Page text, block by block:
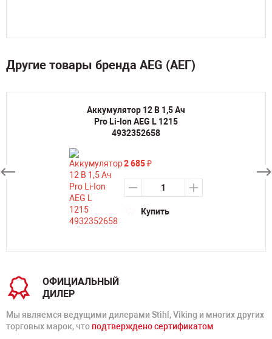
Другие товары бренда AEG (АЕГ)
Аккумулятор 12 В 1,5 Aч
Pro Li-Ion AEG L 1215
4932352658
2 685₽
Купить
ОФИЦИАЛЬНЫЙ
ДИЛЕР
Мы являемся ведущими дилерами Stihl, Viking и многих других
торговых марок, что подтверждено сертификатом